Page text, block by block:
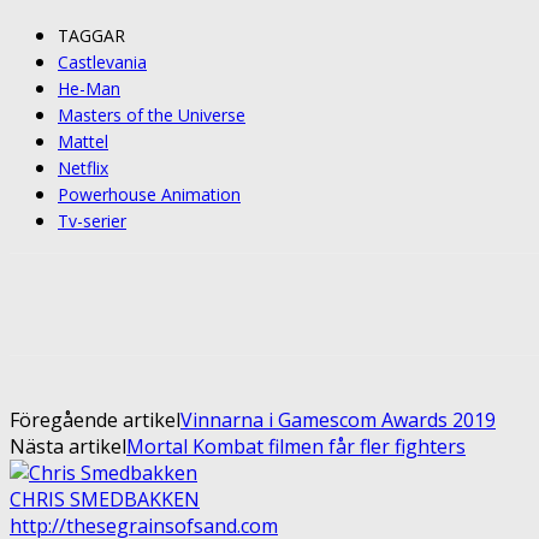
TAGGAR
Castlevania
He-Man
Masters of the Universe
Mattel
Netflix
Powerhouse Animation
Tv-serier
Föregående artikelVinnarna i Gamescom Awards 2019
Nästa artikelMortal Kombat filmen får fler fighters
CHRIS SMEDBAKKEN
http://thesegrainsofsand.com